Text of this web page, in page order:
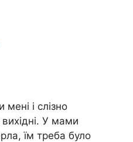
і слізно
У мами
їм треба було